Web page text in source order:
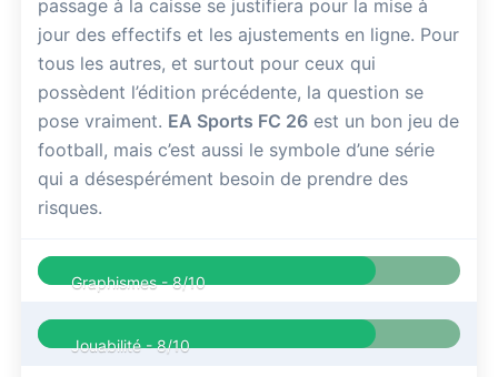
passage à la caisse se justifiera pour la mise à
jour des effectifs et les ajustements en ligne. Pour
tous les autres, et surtout pour ceux qui
possèdent l’édition précédente, la question se
pose vraiment. EA Sports FC 26 est un bon jeu de
football, mais c’est aussi le symbole d’une série
qui a désespérément besoin de prendre des
risques.
Graphismes -8/10
Jouabilité -8/10